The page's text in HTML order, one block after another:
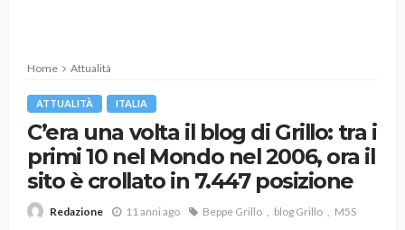
Home Attualità
ATTUALITÀ ITALIA
C’era una volta il blog di Grillo: tra i
primi 10 nel Mondo nel 2006, ora il
sito è crollato in 7.447 posizione
Redazione 11 anni ago Beppe Grillo blog Grillo M5S